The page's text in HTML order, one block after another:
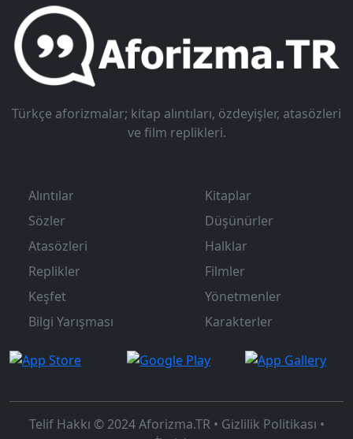
Türkçe aforizmalar; kitap alıntıları, özdeyişler, atasözleri
ve film replikleri.
Alıntılar
Sözler
Atasözleri
Replikler
Keşfet
Bilgi Yarışması
Kitaplar
Düşünürler
Halklar
Filmler
Yönetmenler
Karakterler
Telif Hakkı © 2024Aforizma.TR• Gizlilik Politikası •